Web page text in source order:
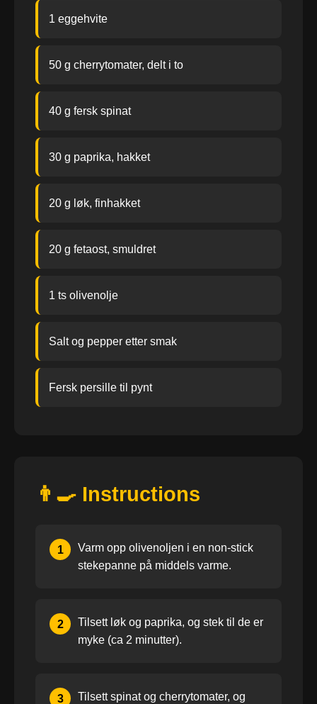
1 eggehvite
50 g cherrytomater, delt i to
40 g fersk spinat
30 g paprika, hakket
20 g løk, finhakket
20 g fetaost, smuldret
1 ts olivenolje
Salt og pepper etter smak
Fersk persille til pynt
👨‍🍳 Instructions
1
Varm opp olivenoljen i en non-stick
stekepanne på middels varme.
2
Tilsett løk og paprika, og stek til de er
myke (ca 2 minutter).
3 Tilsett spinat og cherrytomater, og